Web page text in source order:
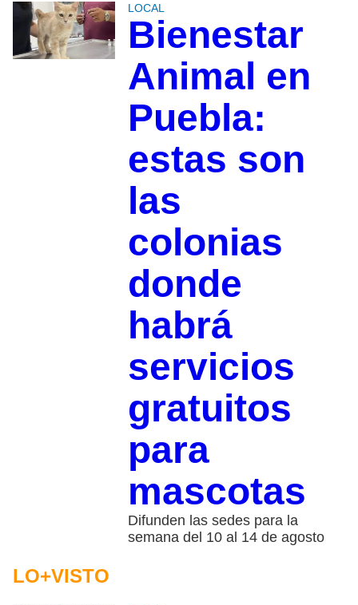
LOCAL
Bienestar
Animal en
Puebla:
estas son
las
colonias
donde
habrá
servicios
gratuitos
para
mascotas
Difunden las sedes para la
semana del 10 al 14 de agosto
LO+VISTO